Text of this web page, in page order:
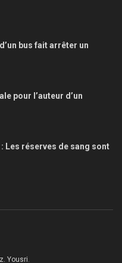
bus fait arrêter un
pour l’auteur d’un
Les réserves de sang sont
Yousri.